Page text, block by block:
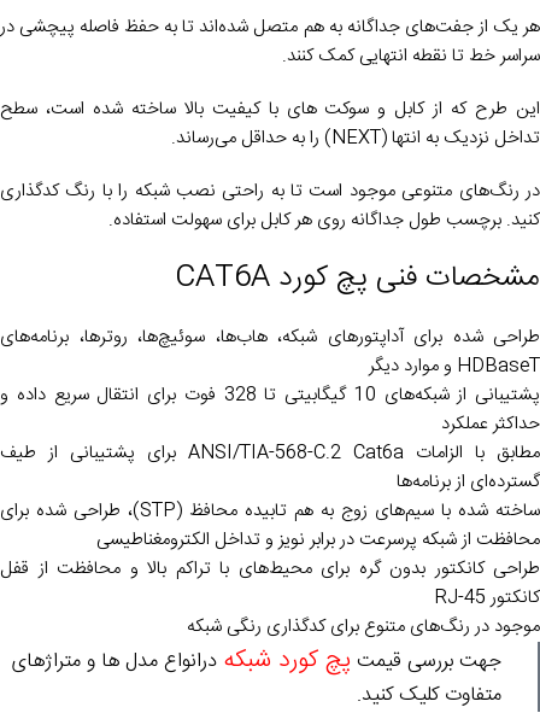
هر یک از جفت‌های جداگانه به هم متصل شده‌اند تا به حفظ فاصله پیچشی در
سراسر خط تا نقطه انتهایی کمک کنند.
این طرح که از کابل و سوکت های با کیفیت بالا ساخته شده است، سطح
تداخل نزدیک به انتها (NEXT) را به حداقل می‌رساند.
در رنگ‌های متنوعی موجود است تا به راحتی نصب شبکه را با رنگ کدگذاری
کنید. برچسب طول جداگانه روی هر کابل برای سهولت استفاده.
مشخصات فنی پچ کورد CAT6A
طراحی شده برای آداپتورهای شبکه، هاب‌ها، سوئیچ‌ها، روترها، برنامه‌های
HDBaseT و موارد دیگر
پشتیبانی از شبکه‌های 10 گیگابیتی تا 328 فوت برای انتقال سریع داده و
حداکثر عملکرد
مطابق با الزامات ANSI/TIA-568-C.2 Cat6a برای پشتیبانی از طیف
گسترده‌ای از برنامه‌ها
ساخته شده با سیم‌های زوج به هم تابیده محافظ (STP)، طراحی شده برای
محافظت از شبکه پرسرعت در برابر نویز و تداخل الکترومغناطیسی
طراحی کانکتور بدون گره برای محیط‌های با تراکم بالا و محافظت از قفل
کانکتور RJ-45
موجود در رنگ‌های متنوع برای کدگذاری رنگی شبکه
جهت بررسی قیمت پچ کورد شبکه درانواع مدل ها و متراژهای
متفاوت کلیک کنید.